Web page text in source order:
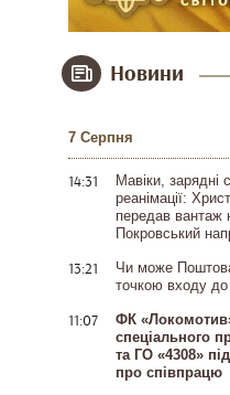
Новини
7 Серпня
14:31
Мавіки, зарядні
реанімації:
передав вантаж
Покровський
13:21
Чи може
точкою входу до
11:07
ФК
спеціального
та ГО «4308»
про співпрацю